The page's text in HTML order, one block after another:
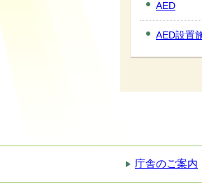
AED
AED設置
庁舎のご案内